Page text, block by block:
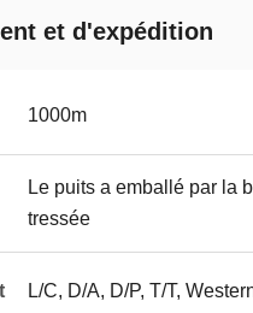
et d'expédition
1000m
Le puits a emballé par la
tressée
L/C, D/A, D/P, T/T,